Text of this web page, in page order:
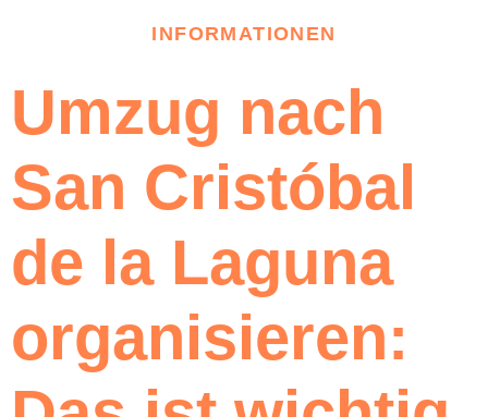
INFORMATIONEN
Umzug nach
San Cristóbal
de la Laguna
organisieren: